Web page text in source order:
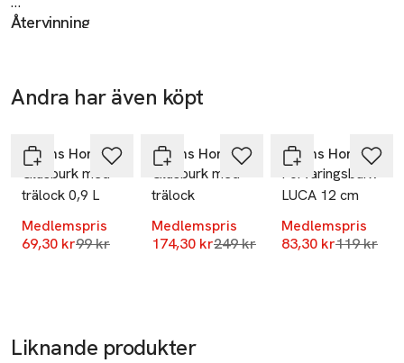
• Glasburk med trälock i bambu
• Perfekt till förvaring i skafferiet
Höjd: 11 cm
Diameter: 10 cm
Volym: 0,6 L
Återvinning
Åhléns AB
113 43 Stockholm
Sweden
info.hk@ahlens.se
Mobilnummer
Andra har även köpt
Åhléns Home
Glasburk med
trälock 0,9 L
Medlemspris
69,30 krLägsta pris 30 dagar
99 kr
-30%
Åhléns Home
Glasburk med
trälock
Medlemspris
174,30 krLägsta pris 30 dagar
249 kr
Åhléns Home
Förvaringsburk
LUCA 12 cm
Medlemspris
83,30 krLägsta
119 kr
Liknande produkter